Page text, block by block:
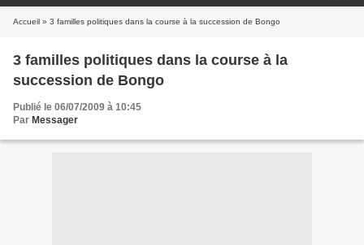
Accueil » 3 familles politiques dans la course à la succession de Bongo
3 familles politiques dans la course à la
succession de Bongo
Publié le 06/07/2009 à 10:45
Par Messager